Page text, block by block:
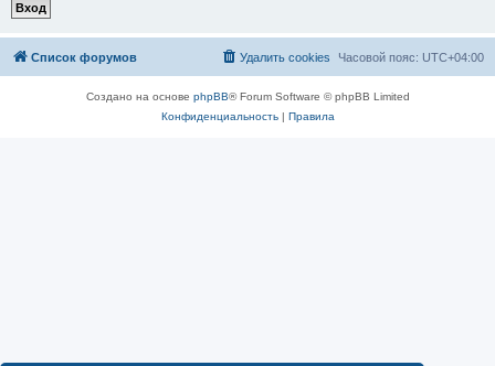
Список форумов Часовой пояс: UTC+04:00
Удалить cookies
Создано на основе phpBB® Forum Software © phpBB Limited
Конфиденциальность| Правила